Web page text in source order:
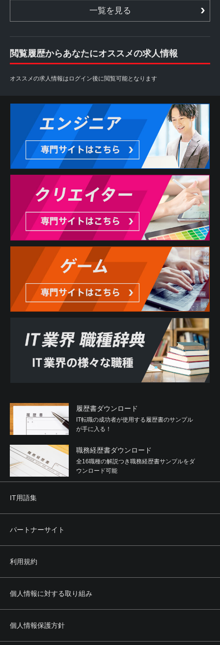
一覧を見る
閲覧履歴からあなたにオススメの求人情報
オススメの求人情報はログイン後に閲覧可能となります
履歴書ダウンロード
IT転職の成功者が使用する履歴書のサンプル
が手に入る！
職務経歴書ダウンロード
全16職種の解説つき職務経歴書サンプルをダ
ウンロード可能
IT用語集
パートナーサイト
利用規約
個人情報に対する取り組み
個人情報保護方針